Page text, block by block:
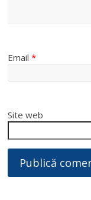
Email*
Site web